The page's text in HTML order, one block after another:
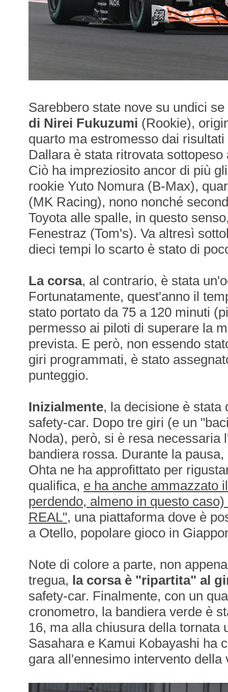
Sarebbero state nove su undici
di Nirei Fukuzumi (Rookie),
quarto ma estromesso dai
Dallara è stata ritrovata
Ciò ha impreziosito ancor di più
rookie Yuto Nomura (B-Max),
(MK Racing), nono nonché
Toyota alle spalle, in questo
Fenestraz (Tom's). Va altresì
dieci tempi lo scarto è stato di
La corsa, al contrario, è stata
Fortunatamente, quest'anno il
stato portato da 75 a 120 minuti
permesso ai piloti di superare la
prevista. E però, non essendo
giri programmati, è stato
punteggio.
Inizialmente, la decisione è stata
safety-car. Dopo tre giri (e un
Noda), però, si è resa necessaria
bandiera rossa. Durante la
Ohta ne ha approfittato per
qualifica, e ha anche ammazzato
perdendo, almeno in questo
REAL", una piattaforma dove è
a Otello, popolare gioco in
Note di colore a parte, non
tregua, la corsa è "ripartita" al
safety-car. Finalmente, con un
cronometro, la bandiera verde è
16, ma alla chiusura della tornata
Sasahara e Kamui Kobayashi ha
gara all'ennesimo intervento della